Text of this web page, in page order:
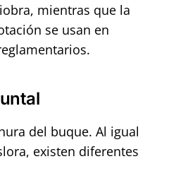
mientras que la
se usan en
del buque. Al igual
existen diferentes